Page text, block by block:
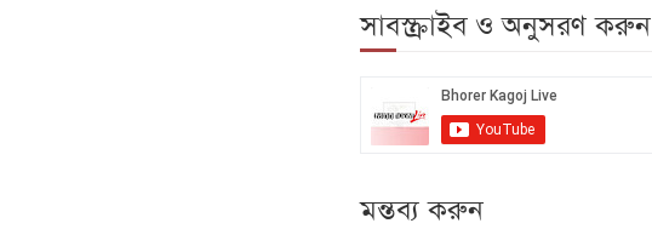
সাবস্ক্রাইব ও অনুসরণ করুন
মন্তব্য করুন